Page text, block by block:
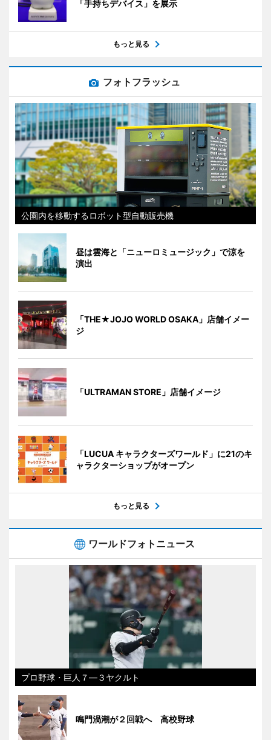
「手持ちデバイス」を展示
もっと見る
フォトフラッシュ
公園内を移動するロボット型自動販売機
昼は雲海と「ニューロミュージック」で涼を
演出
「THE★JOJO WORLD OSAKA」店舗イメー
ジ
「ULTRAMAN STORE」店舗イメージ
「LUCUA キャラクターズワールド」に21のキ
ャラクターショップがオープン
もっと見る
ワールドフォトニュース
プロ野球・巨人７―３ヤクルト
鳴門渦潮が２回戦へ 高校野球